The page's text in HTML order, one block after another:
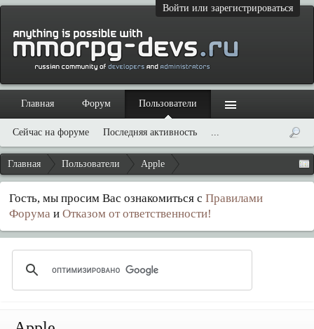
Войти или зарегистрироваться
Главная Пользователи Apple
Гость, мы просим Вас ознакомиться с Правилами
Форума и Отказом от ответственности!
Главная Форум Пользователи
Сейчас на форуме Последняя активность ...